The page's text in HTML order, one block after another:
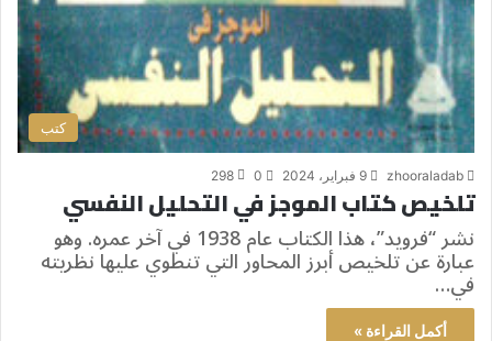
كتب
zhooraladab 9 فبراير، 2024 0
298
تلخيص كتاب الموجز في التحليل النفسي
نشر “فرويد”، هذا الكتاب عام 1938 في آخر عمره. وهو
عبارة عن تلخيص أبرز المحاور التي تنطوي عليها نظريته
في…
أكمل القراءة »